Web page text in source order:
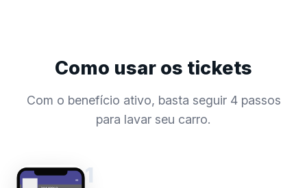
Como usar os tickets
Com o benefício ativo, basta seguir 4 passos
para lavar seu carro.
1